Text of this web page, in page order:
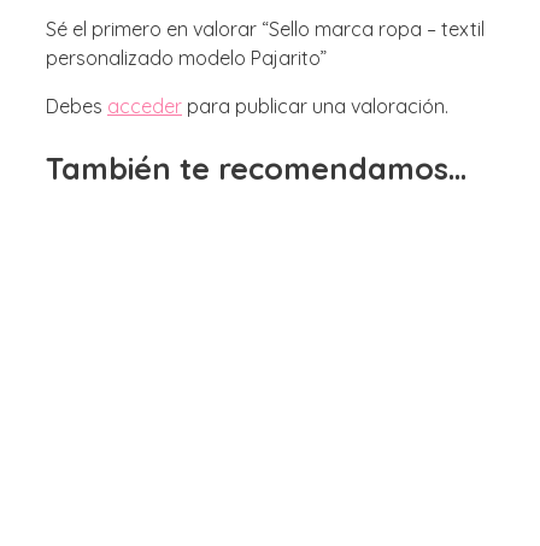
Sé el primero en valorar “Sello marca ropa – textil
personalizado modelo Pajarito”
Debes acceder para publicar una valoración.
También te recomendamos…